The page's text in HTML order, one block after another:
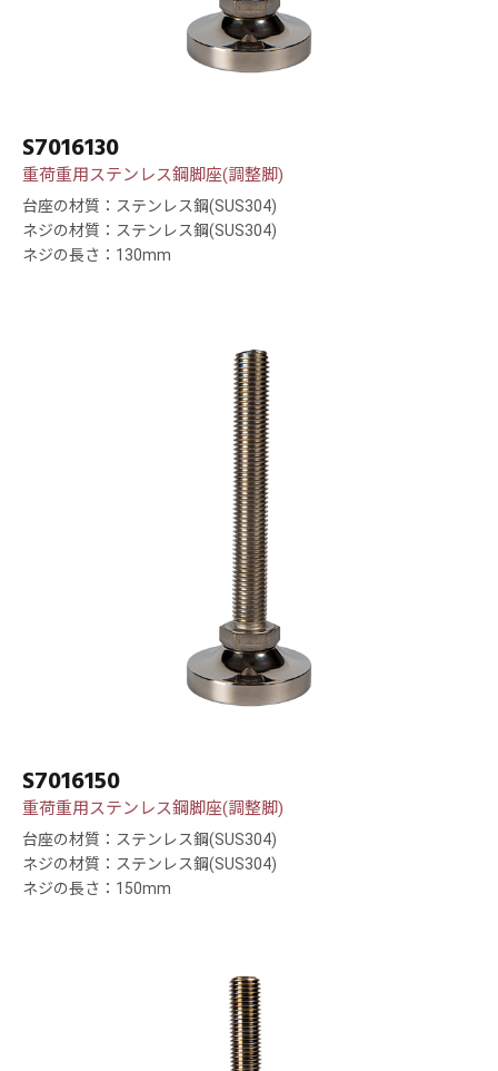
S7016130
重荷重用ステンレス鋼脚座(調整脚)
台座の材質：ステンレス鋼(SUS304)
ネジの材質：ステンレス鋼(SUS304)
ネジの長さ：130mm
S7016150
重荷重用ステンレス鋼脚座(調整脚)
台座の材質：ステンレス鋼(SUS304)
ネジの材質：ステンレス鋼(SUS304)
ネジの長さ：150mm